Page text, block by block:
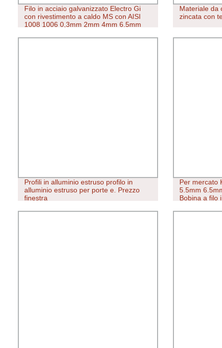
Filo in acciaio galvanizzato Electro Gi
con rivestimento a caldo MS con AISI
1008 1006 0,3mm 2mm 4mm 6.5mm
filo metallico barrato elettrico Cavo per
Materiale da
zincata con
Profili in alluminio estruso profilo in
alluminio estruso per porte e. Prezzo
finestra
Per mercato
5.5mm
Bobina a filo